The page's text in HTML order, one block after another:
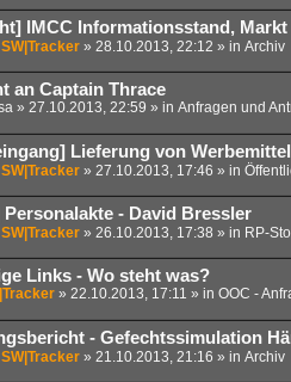
IMCC Informationsstand,
SW|Tracker» 28.10.2013, 22:12 » in Archiv
an Captain Thrace
» 27.10.2013, 22:59 » in Anfragen und
Lieferung von
SW|Tracker» 27.10.2013, 17:46 » in
Personalakte - David Bressler
SW|Tracker» 26.10.2013, 17:38 » in RP-
Links - Wo steht was?
» 22.10.2013, 17:11 » in OOC -
- Gefechtssimulation
SW|Tracker» 21.10.2013, 21:16 » in Archiv